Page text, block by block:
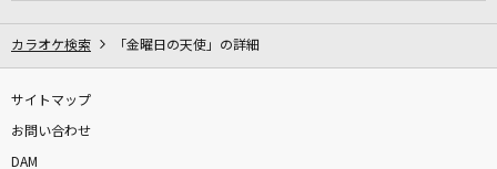
カラオケ検索 「金曜日の天使」の詳細
サイトマップ
お問い合わせ
DAM